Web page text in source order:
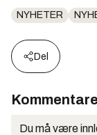
NYHETER
Del
Du må være